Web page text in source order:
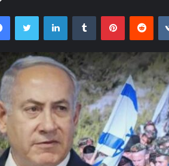
FacebookTwitter LinkedInTumblr Pinterest